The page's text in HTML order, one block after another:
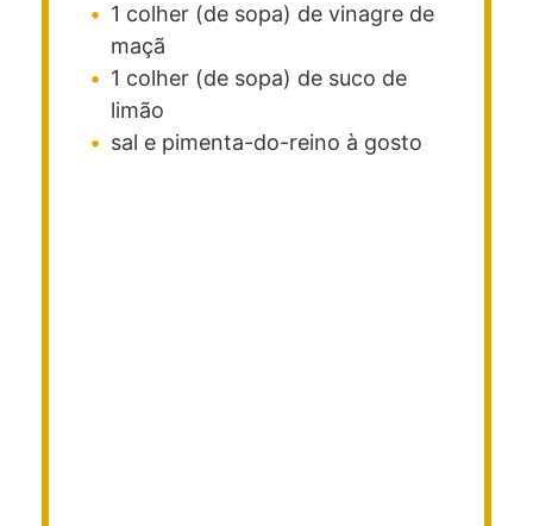
1 colher (de sopa) de vinagre de
maçã
1 colher (de sopa) de suco de
limão
sal e pimenta-do-reino à gosto